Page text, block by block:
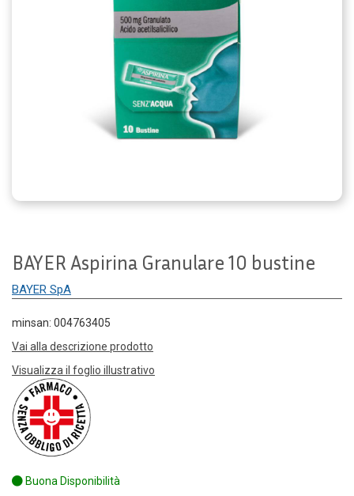
BAYER Aspirina Granulare 10 bustine
BAYER SpA
minsan: 004763405
Vai alla descrizione prodotto
Visualizza il foglio illustrativo
Buona Disponibilità